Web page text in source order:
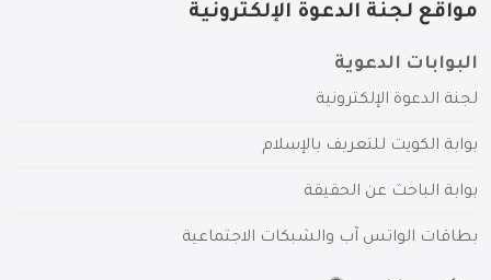
مواقع لجنة الدعوة الإلكترونية
البوابات الدعوية
لجنة الدعوة الإلكترونية
بوابة الكويت للتعريف بالإسلام
بوابة الباحث عن الحقيقة
بطاقات الواتس آب والشبكات الاجتماعية